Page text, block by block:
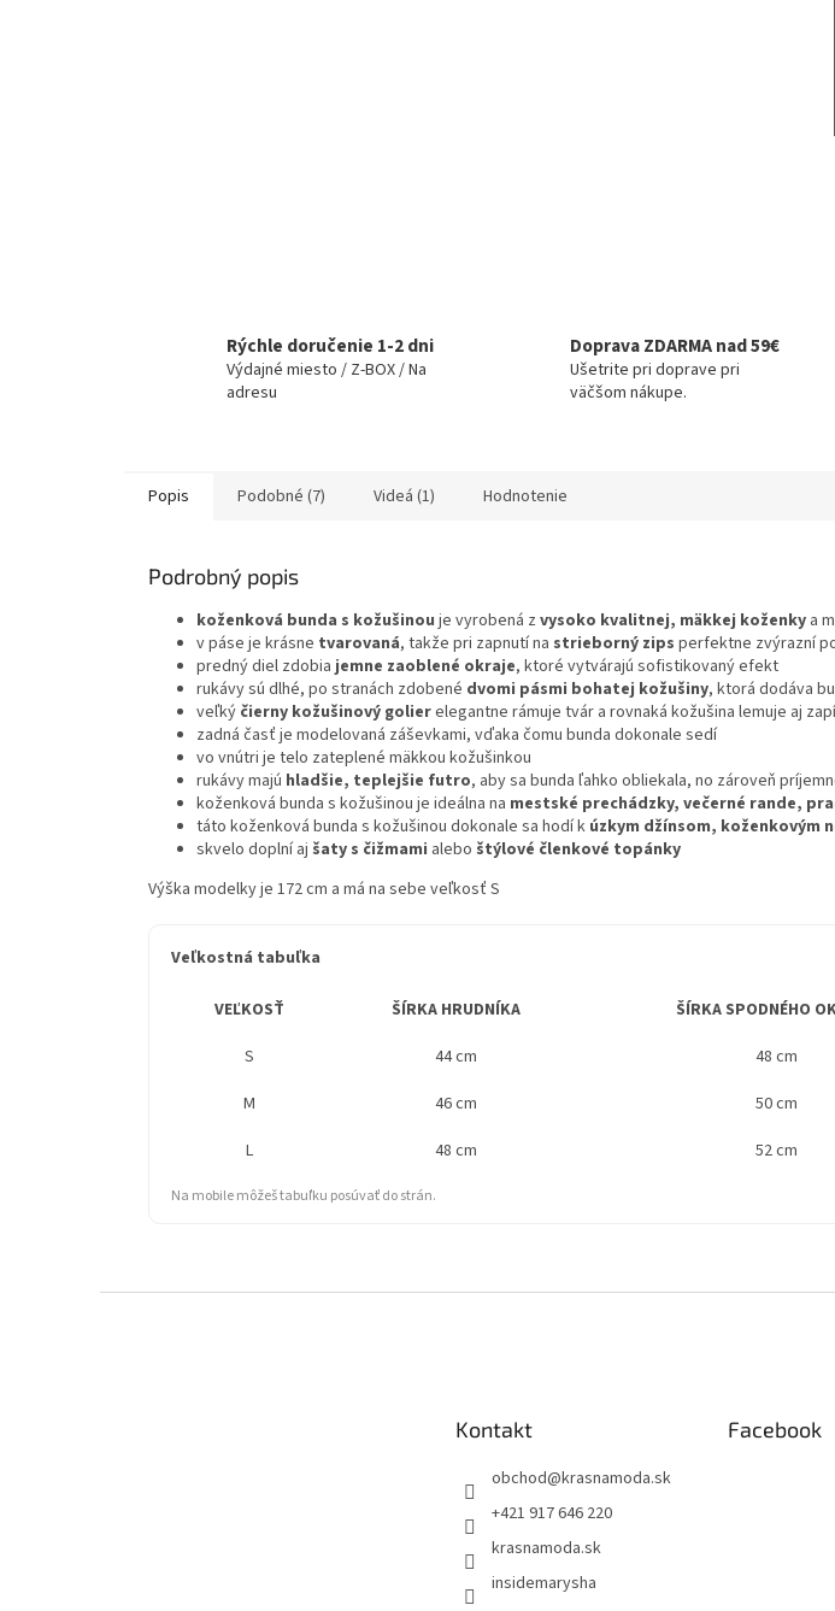
Rýchle doručenie 1-2 dni
Výdajné miesto / Z-BOX / Na
adresu
Doprava ZDARMA nad 59€
Ušetrite pri doprave pri
väčšom nákupe.
Popis Podobné (7) Videá (1) Hodnotenie
Podrobný popis
koženková bunda s kožušinou je vyrobená z vysoko kvalitnej, mäkkej koženky a
v páse je krásne tvarovaná, takže pri zapnutí na strieborný zips perfektne zvýrazní
predný diel zdobiajemne zaoblené okraje, ktoré vytvárajú sofistikovaný efekt
rukávy sú dlhé, po stranách zdobené dvomi pásmi bohatej kožušiny, ktorá dodáva
veľký čierny kožušinový golierelegantne rámuje tvár a rovnaká kožušina lemuje aj
zadná časť je modelovaná záševkami, vďaka čomu bunda dokonale sedí
vo vnútri je telo zateplené mäkkou kožušinkou
rukávy majú hladšie, teplejšie futro, aby sa bunda ľahko obliekala, no zároveň
koženková bunda s kožušinou je ideálna na mestské prechádzky, večerné rande,
táto koženková bunda s kožušinou dokonale sa hodí k úzkym džínsom, koženkovým
skvelo doplní aj šaty s čižmami alebo štýlové členkové topánky
Výška modelky je 172 cm a má na sebe veľkosť S
Veľkostná tabuľka
VEĽKOSŤ ŠÍRKA HRUDNÍKA ŠÍRKA SPODNÉHO
S
44 cm 48 cm
M
46 cm 50 cm
L
48 cm 52 cm
Na mobile môžeš tabuľku posúvať do strán.
Kontakt
obchod@krasnamoda.sk
+421 917 646 220
krasnamoda.sk
insidemarysha
Facebook